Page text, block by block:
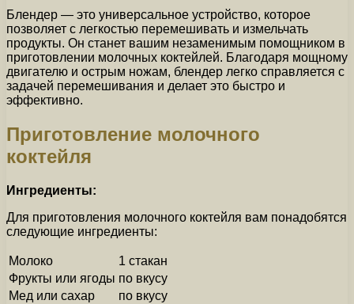
Блендер — это универсальное устройство, которое
позволяет с легкостью перемешивать и измельчать
продукты. Он станет вашим незаменимым помощником в
приготовлении молочных коктейлей. Благодаря мощному
двигателю и острым ножам, блендер легко справляется с
задачей перемешивания и делает это быстро и
эффективно.
Приготовление молочного
коктейля
Ингредиенты:
Для приготовления молочного коктейля вам понадобятся
следующие ингредиенты:
Молоко
1 стакан
Фрукты или ягоды по вкусу
Мед или сахар
по вкусу